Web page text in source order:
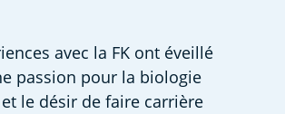
avec la FK ont éveillé
passion pour la biologie
le désir de faire carrière